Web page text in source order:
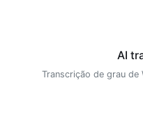
AI
Transcrição de grau de